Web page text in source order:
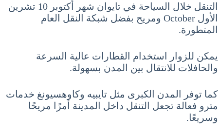
التنقل خلال السياحة في تايوان شهر أكتوبر 10 تشرين
الأول October ومريح بفضل شبكة النقل العام
المتطورة.
يمكن للزوار استخدام القطارات عالية السرعة
والحافلات للانتقال بين المدن بسهولة.
كما توفر المدن الكبرى مثل تايبيه وكاوهسيونغ خدمات
مترو فعالة تجعل التنقل داخل المدينة أمرًا مريحًا
وسريعًا.